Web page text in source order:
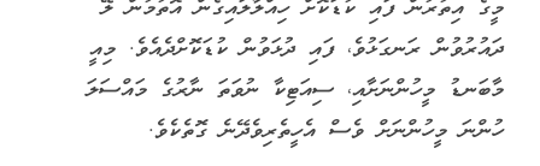
މީގެ އިތުރުން ފައި ކުޑަކޮށް ހިއްލާލައިގެން އޮތުމުން ލޭ
ދައުރުވުން ރަނގަޅުވެ، ފައި ދުޅަވުން ކުޑަކޮށްދެއެވެ. މިއީ
މާބަނޑު މީހުންނަށާއި، ސިއަޓިކާ ނުވަތަ ނާރުގެ މައްސަލަ
ހުންނަ މީހުންނަށް ވެސް އެހީތެރިވެދޭނެ ގޮތެކެވެ.